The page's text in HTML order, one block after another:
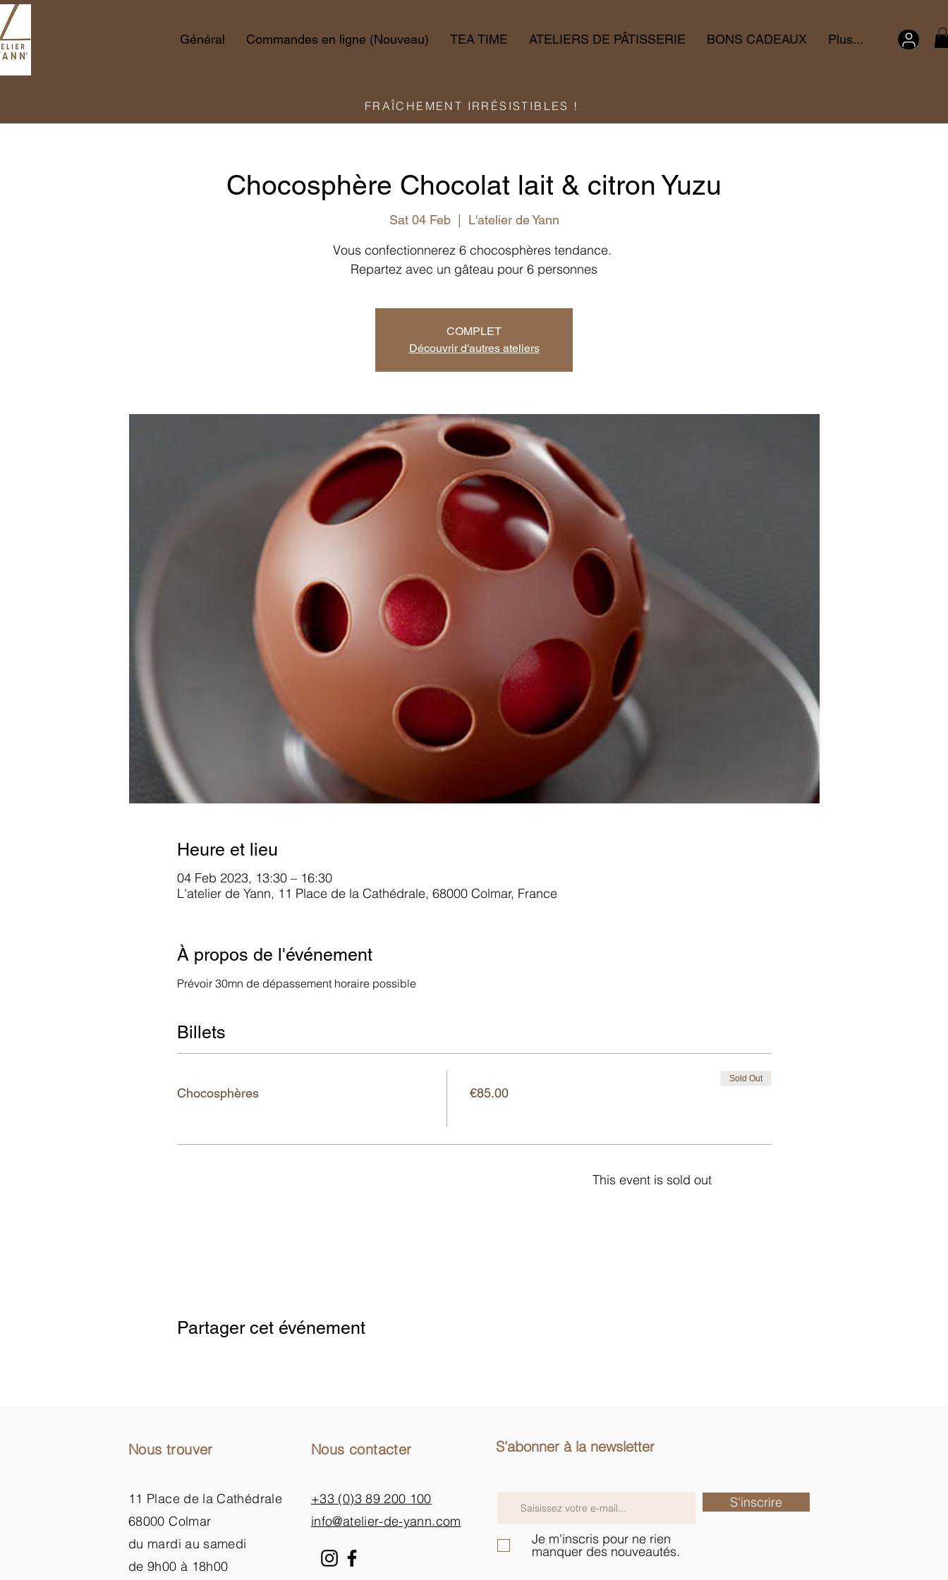
Général Commandes en ligne (Nouveau) TEA TIME ATELIERS DE PÂTISSERIE BONS CADEAUX Plus...
FRAÎCHEMENT IRRÉSISTIBLES !
Chocosphère Chocolat lait & citron Yuzu
Sat 04 Feb
  |
L'atelier de Yann
Vous confectionnerez 6 chocosphères tendance.
Repartez avec un gâteau pour 6 personnes
COMPLET
Découvrir d'autres ateliers
Heure et lieu
04 Feb 2023, 13:30 – 16:30
L'atelier de Yann, 11 Place de la Cathédrale, 68000 Colmar, France
À propos de l'événement
Prévoir 30mn de dépassement horaire possible
Billets
Chocosphères €85.00
Sold Out
This event is sold out
Partager cet événement
Nous trouver
11 Place de la Cathédrale
68000 Colmar
du mardi au samedi
de 9h00 à 18h00
Nous contacter
+33 (0)3 89 200 100​
info@atelier-de-yann.com
S'abonner à la newsletter
S'inscrire
Je m'inscris pour ne rien
manquer des nouveautés.